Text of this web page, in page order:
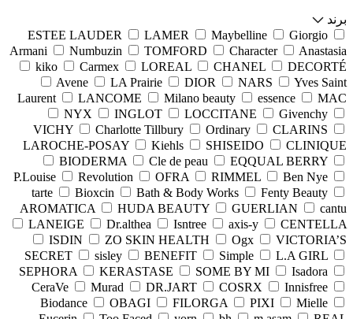
برند
ESTEE LAUDER
LAMER Maybelline
Giorgio
Armani
Numbuzin TOMFORD Character
Anastasia
kiko
Carmex LOREAL CHANEL
DECORTÉ
Avene
LA Prairie DIOR NARS
Yves Saint
Laurent
LANCOME Milano beauty essence
MAC
NYX
INGLOT LOCCITANE
Givenchy
VICHY
Charlotte Tillbury Ordinary
CLARINS
LAROCHE-POSAY
Kiehls SHISEIDO
CLINIQUE
BIODERMA
Cle de peau
EQQUAL BERRY
P.Louise
Revolution OFRA RIMMEL
Ben Nye
tarte
Bioxcin Bath & Body Works
Fenty Beauty
AROMATICA
HUDA BEAUTY GUERLIAN
cantu
LANEIGE
Dr.althea Isntree axis-y
CENTELLA
ISDIN
ZO SKIN HEALTH Ogx
VICTORIA’S
SECRET
sisley BENEFIT Simple
L.A GIRL
SEPHORA
KERASTASE SOME BY MI
Isadora
CeraVe
Murad DR.JART COSRX
Innisfree
Biodance
OBAGI FILORGA PIXI
Mielle